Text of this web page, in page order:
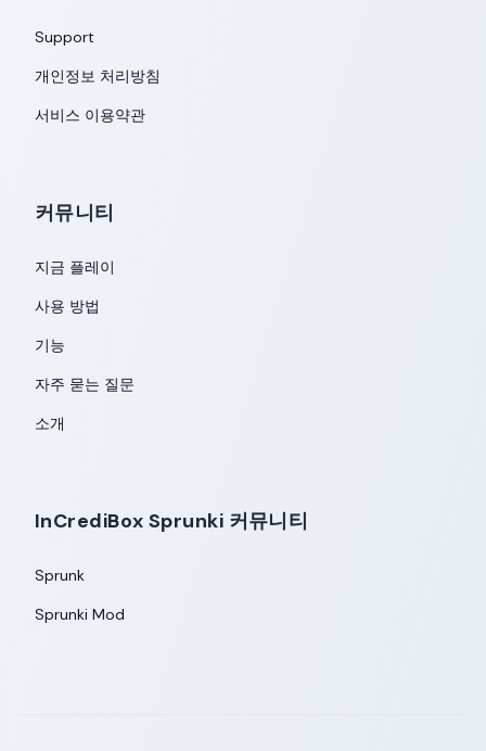
Support
개인정보 처리방침
서비스 이용약관
커뮤니티
지금 플레이
사용 방법
기능
자주 묻는 질문
소개
InCrediBox Sprunki 커뮤니티
Sprunk
Sprunki Mod